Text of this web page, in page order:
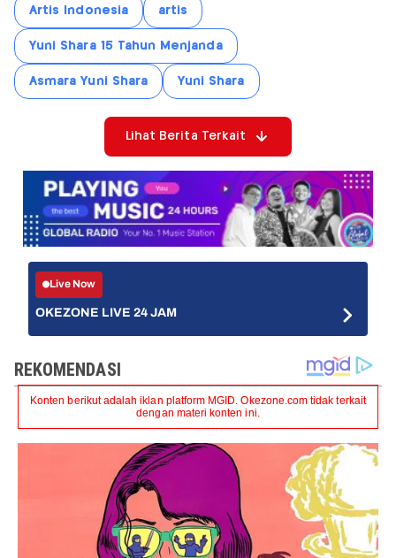
Artis Indonesia artis
Yuni Shara 15 Tahun Menjanda
Asmara Yuni Shara Yuni Shara
Lihat Berita Terkait
Live Now
OKEZONE LIVE 24 JAM